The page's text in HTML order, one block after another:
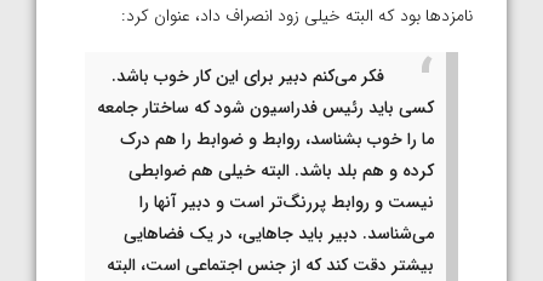
نامزدها بود که البته خیلی زود انصراف داد، عنوان کرد:
فکر می‌کنم دبیر برای این کار خوب باشد.
کسی باید رئیس فدراسیون شود که ساختار جامعه
ما را خوب بشناسد، روابط و ضوابط را هم درک
کرده و هم بلد باشد. البته خیلی هم ضوابطی
نیست و روابط پررنگ‌تر است و دبیر آنها را
می‌شناسد. دبیر باید جاهایی، در یک فضاهایی
بیشتر دقت کند که از جنس اجتماعی است، البته